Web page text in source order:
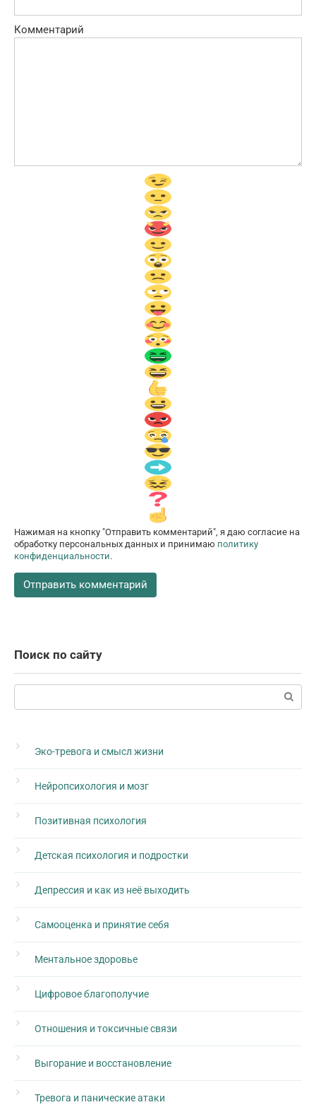
Комментарий
Нажимая на кнопку "Отправить комментарий", я даю согласие на
обработку персональных данных и принимаю политику
конфиденциальности.
Поиск по сайту
Поиск:
Эко-тревога и смысл жизни
Нейропсихология и мозг
Позитивная психология
Детская психология и подростки
Депрессия и как из неё выходить
Самооценка и принятие себя
Ментальное здоровье
Цифровое благополучие
Отношения и токсичные связи
Выгорание и восстановление
Тревога и панические атаки